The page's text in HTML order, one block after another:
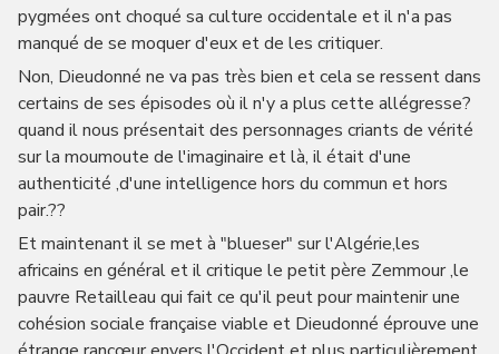
pygmées ont choqué sa culture occidentale et il n'a pas
manqué de se moquer d'eux et de les critiquer.
Non, Dieudonné ne va pas très bien et cela se ressent dans
certains de ses épisodes où il n'y a plus cette allégresse?
quand il nous présentait des personnages criants de vérité
sur la moumoute de l'imaginaire et là, il était d'une
authenticité ,d'une intelligence hors du commun et hors
pair.??
Et maintenant il se met à "blueser" sur l'Algérie,les
africains en général et il critique le petit père Zemmour ,le
pauvre Retailleau qui fait ce qu'il peut pour maintenir une
cohésion sociale française viable et Dieudonné éprouve une